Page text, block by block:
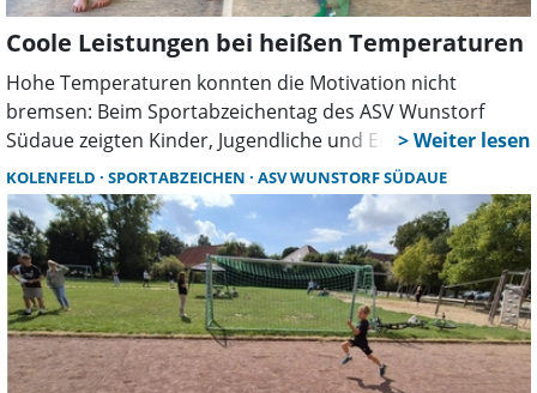
Coole Leistungen bei heißen Temperaturen
Hohe Temperaturen konnten die Motivation nicht
bremsen: Beim Sportabzeichentag des ASV Wunstorf
Südaue zeigten Kinder, Jugendliche und Erwachsene
großen Einsatz. Angepasste Abläufe sorgten für sichere
Bedingungen und viele erfolgreiche sportliche Leistungen.
KOLENFELD SPORTABZEICHEN ASV WUNSTORF SÜDAUE